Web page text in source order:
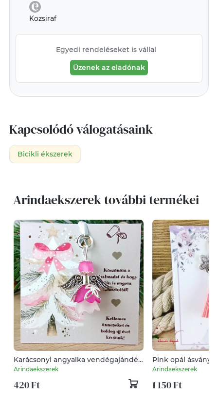
Kozsiraf
Egyedi rendeléseket is vállal
Üzenek az eladónak
Kapcsolódó válogatásaink
Bicikli ékszerek
Arindaekszerek további termékei
Karácsonyi angyalka vendégajándék
fodrásznak
Arindaekszerek
420 Ft
Pink opál ásvány
bojttal virággal
Arindaekszerek
1 150 Ft